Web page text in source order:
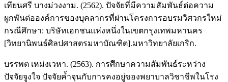
เทียนศรี บางม่วงงาม. (2562). ปัจจัยที่มีความสัมพันธ์ต่อความ
ผูกพันต่อองค์การของบุคลากรที่ผ่านโครงการอบรมวิศวกรใหม่
กรณีศึกษา: บริษัทเอกชนแห่งหนึ่งในเขตกรุงเทพมหานคร
[วิทยานิพนธ์ศิลปศาสตรมหาบัณฑิต].มหาวิทยาลัยเกริก.
บรรพต เหม่งเวหา. (2563). การศึกษาความสัมพันธ์ระหว่าง
ปัจจัยจูงใจ ปัจจัยค้ำจุนกับการคงอยู่ของพยาบาลวิชาชีพในโรง